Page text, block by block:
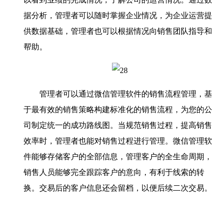
据分析，管理者可以随时掌握企业情况，为企业运营提
供数据基础，管理者也可以根据情况向销售团队指导和
帮助。
管理者可以通过微信管理软件的销售流程管理，基
于最有效的销售策略构建标准化的销售流程，为您的公
司制定统一的成功路线图。当规范销售过程，提高销售
效率时，管理者也能对销售过程进行管理。微信管理软
件能够存储客户的全部信息，管理客户的全生命周期，
销售人员能够完全跟踪客户的意向，有利于线索的转
换。交易后的客户信息还会留档，以便后续二次交易。